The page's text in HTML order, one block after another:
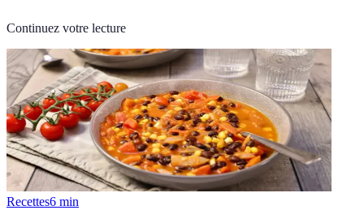
Continuez votre lecture
Recettes6 min